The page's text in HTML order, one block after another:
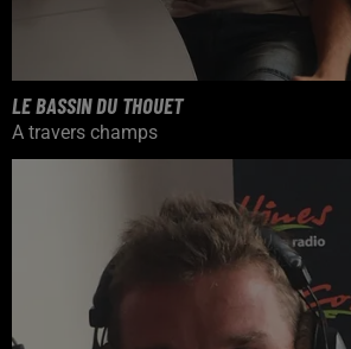
LE BASSIN DU THOUET
A travers champs